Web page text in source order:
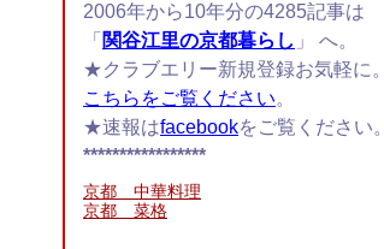
2006年から10年分の4285記事は
「 関谷江里の京都暮らし 」 へ。
★クラブエリー新規登録お気軽に。
こちらをご覧ください。
★速報はfacebookをご覧ください。
*****************
京都 中華料理
京都 菜格